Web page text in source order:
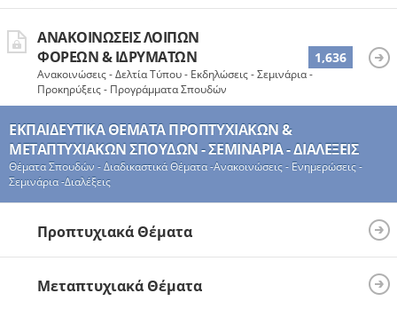
ΑΝΑΚΟΙΝΏΣΕΙΣ ΛΟΙΠΏΝ
ΦΟΡΈΩΝ & ΙΔΡΥΜΆΤΩΝ
Ανακοινώσεις - Δελτία Τύπου - Εκδηλώσεις - Σεμινάρια -
Προκηρύξεις - Προγράμματα Σπουδών
1,636
ΕΚΠΑΙΔΕΥΤΙΚΆ ΘΈΜΑΤΑ ΠΡΟΠΤΥΧΙΑΚΏΝ &
ΜΕΤΑΠΤΥΧΙΑΚΏΝ ΣΠΟΥΔΏΝ - ΣΕΜΙΝΆΡΙΑ - ΔΙΑΛΈΞΕΙΣ
Θέματα Σπουδών - Διαδικαστικά Θέματα -Ανακοινώσεις - Ενημερώσεις -
Σεμινάρια -Διαλέξεις
Προπτυχιακά Θέματα
Μεταπτυχιακά Θέματα